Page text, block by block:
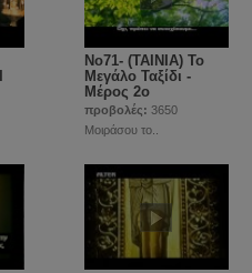
Νο71- (ΤΑΙΝΙΑ) Το
Μεγάλο Ταξίδι -
Μέρος 2ο
προβολές: 3650
Μοιράσου το..